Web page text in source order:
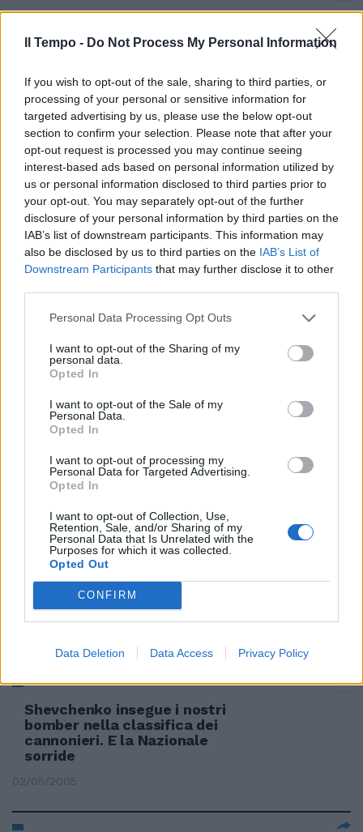
Il Tempo - Do Not Process My Personal Information
If you wish to opt-out of the sale, sharing to third parties, or
processing of your personal or sensitive information for
targeted advertising by us, please use the below opt-out
section to confirm your selection. Please note that after your
opt-out request is processed you may continue seeing
interest-based ads based on personal information utilized by
us or personal information disclosed to third parties prior to
your opt-out. You may separately opt-out of the further
disclosure of your personal information by third parties on the
IAB’s list of downstream participants. This information may
also be disclosed by us to third parties on the IAB’s List of
Downstream Participants that may further disclose it to other
Personal Data Processing Opt Outs
I want to opt-out of the Sharing of my
personal data.
Opted In
I want to opt-out of the Sale of my
Personal Data.
Opted In
I want to opt-out of processing my
Personal Data for Targeted Advertising.
Opted In
I want to opt-out of Collection, Use,
Retention, Sale, and/or Sharing of my
Personal Data that Is Unrelated with the
Purposes for which it was collected.
Opted Out
CONFIRM
Data Deletion Data Access Privacy Policy
«Ci hanno richiamato ai nostri
doveri. In Norvegia adesso voglio
un segnale»
Torneranno in Italia i nostri
«cervelli»
01/10/2005
Capuano: «I nostri figli sono
migliori di noi»
«In testa agli ascolti da 4 anni
19/08/2005
E i nostri vinsero il duello
05/07/2005
di RINO TOMMASI FISCO Hanno
scoperto che il 70 per cento dei
nostri club di calcio ...
Shevchenko insegue i nostri
bomber nella classifica dei
cannonieri. E la Nazionale
sorride
02/05/2005